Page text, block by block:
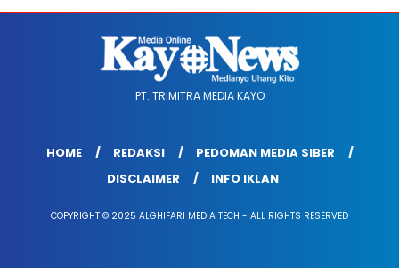
PT. TRIMITRA MEDIA KAYO
HOME REDAKSI
PEDOMAN MEDIA SIBER
DISCLAIMER
INFO IKLAN
COPYRIGHT © 2025 ALGHIFARI MEDIA TECH - ALL RIGHTS RESERVED